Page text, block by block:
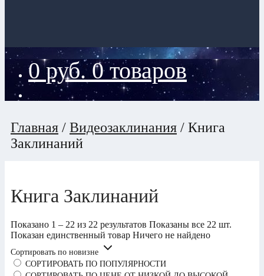
0руб. 0 товаров
Главная / Видеозаклинания / Книга
Заклинаний
Книга Заклинаний
Показано 1 – 22 из 22 результатов Показаны все 22 шт.
Показан единственный товар Ничего не найдено
Сортировать по новизне
СОРТИРОВАТЬ ПО ПОПУЛЯРНОСТИ